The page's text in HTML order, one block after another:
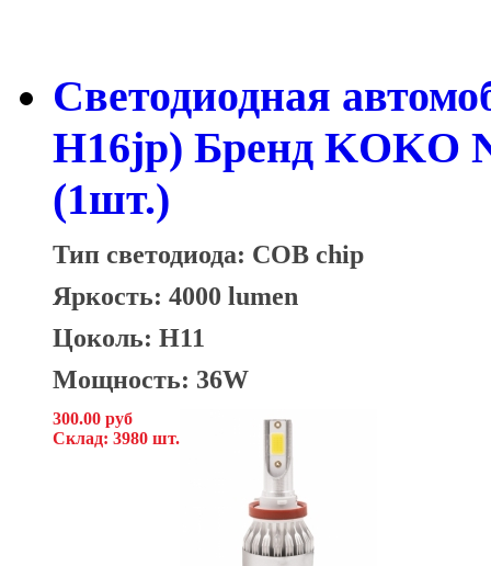
Cветодиодная
H16jp) Бренд KOKO
(1шт.)
Тип светодиода: COB chip
Яркость: 4000 lumen
Цоколь: H11
Мощность: 36W
300.00 руб
Склад: 3980 шт.